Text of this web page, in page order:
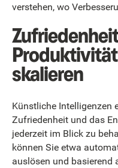
verstehen, wo
skalieren
Künstliche Intelligenzen
Zufriedenheit und das
jederzeit im Blick zu
können Sie etwa
auslösen und basierend